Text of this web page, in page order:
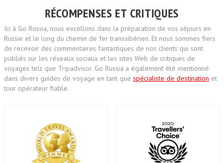
RÉCOMPENSES ET CRITIQUES
Ici à Go Russia, nous excellons dans la préparation de vos séjours en
Russie et le long du chemin de fer transsibérien. Et nous sommes fiers
de recevoir des commentaires fantastiques de nos clients qui sont
publiés sur les réseaux sociaux et les sites Web de critiques de
voyages tels que Tripadvisor. Go Russia a également été mentionné
dans divers guides de voyage en tant que spécialiste de destination et
tour opérateur fiable.